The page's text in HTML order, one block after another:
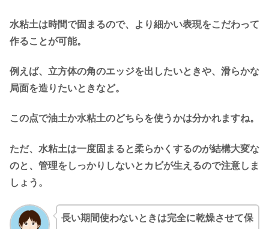
水粘土は時間で固まるので、より細かい表現をこだわって
作ることが可能。
例えば、立方体の角のエッジを出したいときや、滑らかな
局面を造りたいときなど。
この点で油土か水粘土のどちらを使うかは分かれますね。
ただ、水粘土は一度固まると柔らかくするのが結構大変な
のと、管理をしっかりしないとカビが生えるので注意しま
しょう。
長い期間使わないときは完全に乾燥させて保